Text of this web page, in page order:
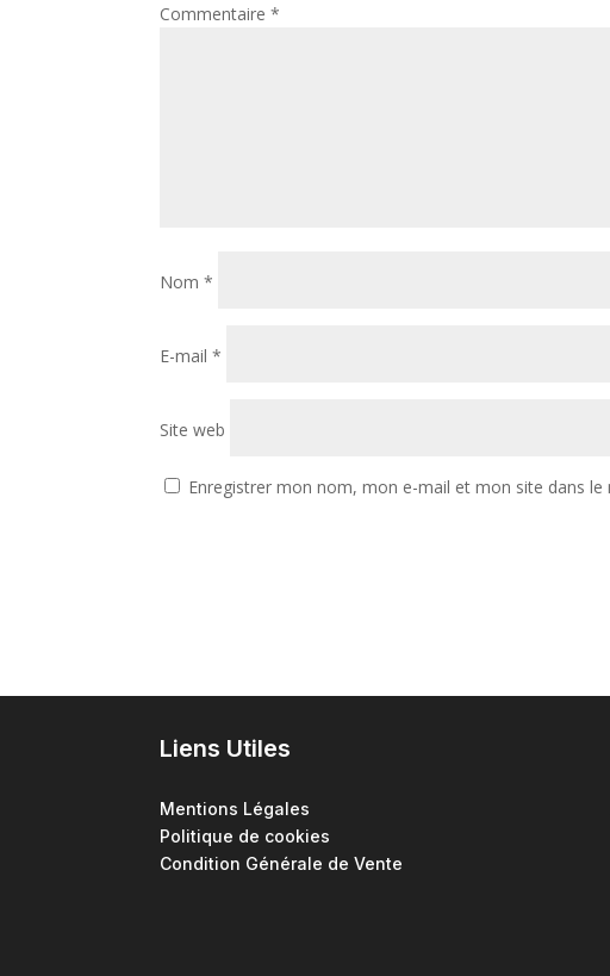
Commentaire*
Nom*
E-mail*
Site web
Enregistrer mon nom, mon e-mail et mon site dans
Liens Utiles
Mentions Légales
Politique de cookies
Condition Générale de Vente